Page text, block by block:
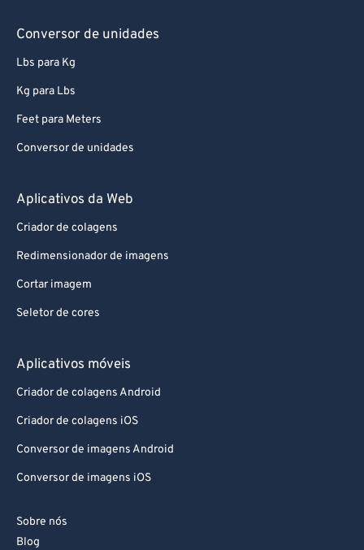
Conversor de unidades
Lbs para Kg
Kg para Lbs
Feet para Meters
Conversor de unidades
Aplicativos da Web
Criador de colagens
Redimensionador de imagens
Cortar imagem
Seletor de cores
Aplicativos móveis
Criador de colagens Android
Criador de colagens iOS
Conversor de imagens Android
Conversor de imagens iOS
Sobre nós
Blog